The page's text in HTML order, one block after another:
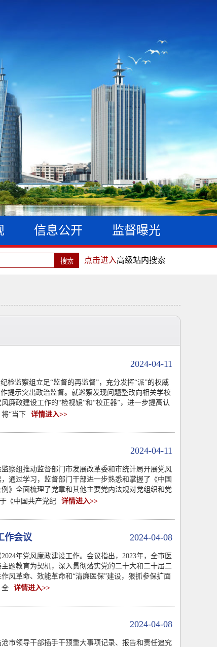
信息公开 监督曝光
点击进入高级站内搜索
2024-04-11
检监察组立足“监督的再监督”，充分发挥“派”的权威
提示突出政治监督。就巡察发现问题整改向相关学校
廉政建设工作的“检视镜”和“校正器”，进一步提高认
“当下
详情进入>>
2024-04-11
察组推动监督部门市发展改革委和市统计局开展党风
通过学习，监督部门干部进一步熟悉和掌握了《中国
》全面梳理了党章和其他主要党内法规对党组织和党
《中国共产党纪
详情进入>>
2024-04-08
作会议
年党风廉政建设工作。会议指出，2023年，全市医
题教育为契机，深入贯彻落实党的二十大和二十届二
风革命、效能革命和“清廉医保”建设，狠抓参保扩面
全
详情进入>>
2024-04-08
市领导干部插手干预重大事项记录、报告和责任追究